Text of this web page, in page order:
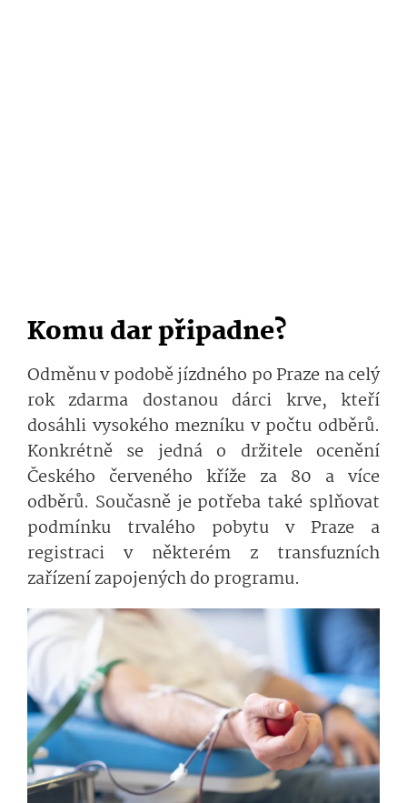
Komu dar připadne?
Odměnu v podobě jízdného po Praze na celý
rok zdarma dostanou dárci krve, kteří
dosáhli vysokého mezníku v počtu odběrů.
Konkrétně se jedná o držitele ocenění
Českého červeného kříže za 80 a více
odběrů. Současně je potřeba také splňovat
podmínku trvalého pobytu v Praze a
registraci v některém z transfuzních
zařízení zapojených do programu.